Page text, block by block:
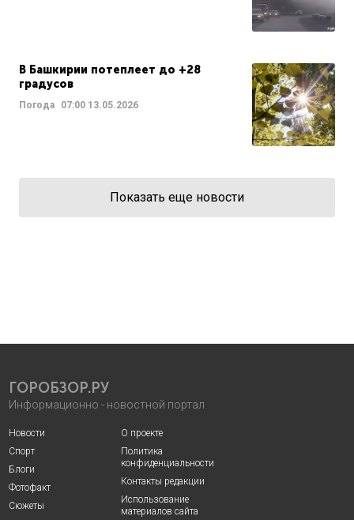
В Башкирии потеплеет до +28
градусов
Погода 07:00 13.05.2026
Показать еще новости
ГОРОБЗОР.РУ
Информационно - новостной портал
Новости
Спорт
Блоги
Фотофакт
Сюжеты
О проекте
Политика
конфиденциальности
Контакты редакции
Использование
материалов сайта